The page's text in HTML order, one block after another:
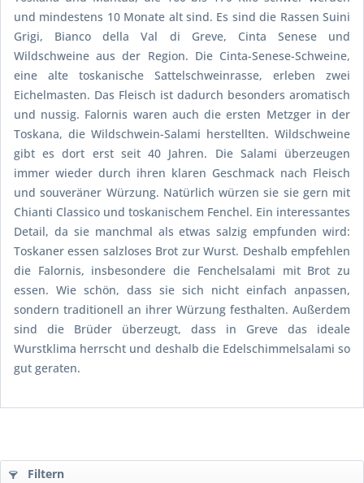
und mindestens 10 Monate alt sind. Es sind die Rassen Suini
Grigi, Bianco della Val di Greve, Cinta Senese und
Wildschweine aus der Region. Die Cinta-Senese-Schweine,
eine alte toskanische Sattelschweinrasse, erleben zwei
Eichelmasten. Das Fleisch ist dadurch besonders aromatisch
und nussig. Falornis waren auch die ersten Metzger in der
Toskana, die Wildschwein-Salami herstellten. Wildschweine
gibt es dort erst seit 40 Jahren. Die Salami überzeugen
immer wieder durch ihren klaren Geschmack nach Fleisch
und souveräner Würzung. Natürlich würzen sie sie gern mit
Chianti Classico und toskanischem Fenchel. Ein interessantes
Detail, da sie manchmal als etwas salzig empfunden wird:
Toskaner essen salzloses Brot zur Wurst. Deshalb empfehlen
die Falornis, insbesondere die Fenchelsalami mit Brot zu
essen. Wie schön, dass sie sich nicht einfach anpassen,
sondern traditionell an ihrer Würzung festhalten. Außerdem
sind die Brüder überzeugt, dass in Greve das ideale
Wurstklima herrscht und deshalb die Edelschimmelsalami so
gut geraten.
Filtern